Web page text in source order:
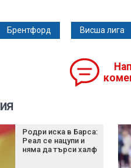
Брентфорд Висша лига
Родри иска в Барса:
Реал се нацупи и
няма да търси халф